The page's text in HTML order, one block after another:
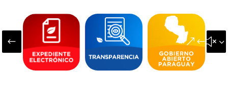
#